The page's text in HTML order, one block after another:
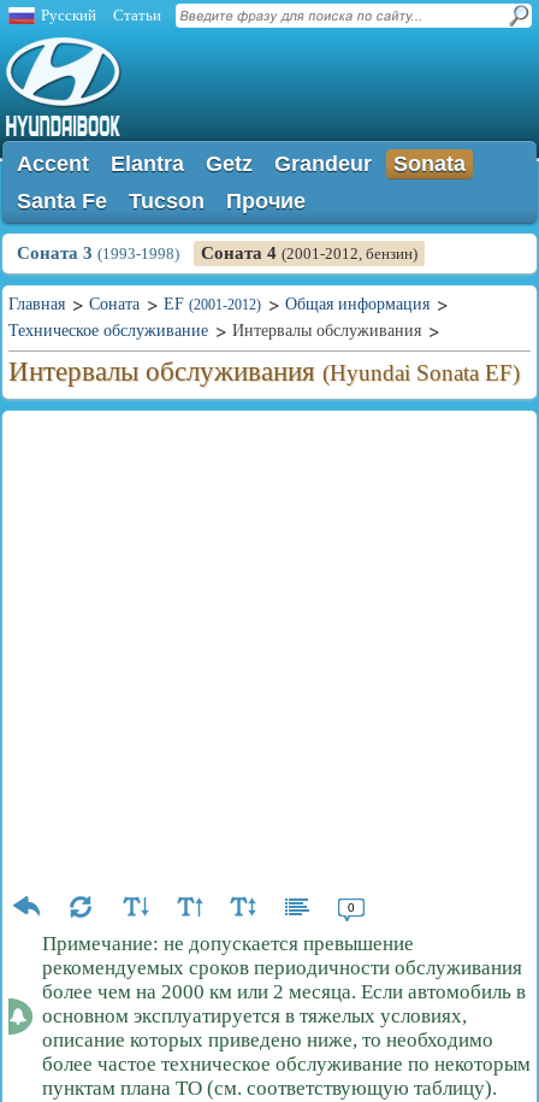
Русский Статьи
Accent Elantra Getz Grandeur
Sonata
Santa Fe
Tucson Прочие
Соната 3 (1993-1998) Соната 4 (2001-2012, бензин)
Главная Соната EF (2001-2012)
Общая информация
Техническое обслуживание
Интервалы обслуживания
Интервалы обслуживания (Hyundai Sonata EF)
0
Примечание: не допускается превышение
рекомендуемых сроков периодичности обслуживания
более чем на 2000 км или 2 месяца. Если автомобиль в
основном эксплуатируется в тяжелых условиях,
описание которых приведено ниже, то необходимо
более частое техническое обслуживание по некоторым
пунктам плана ТО (см. соответствующую таблицу).